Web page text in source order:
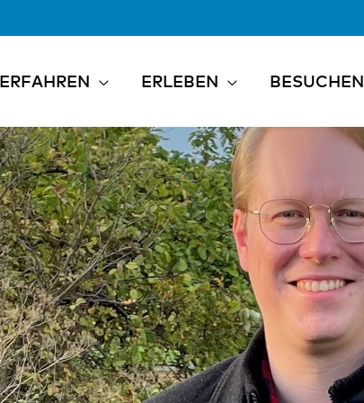
ERFAHREN ERLEBEN BESUCHEN